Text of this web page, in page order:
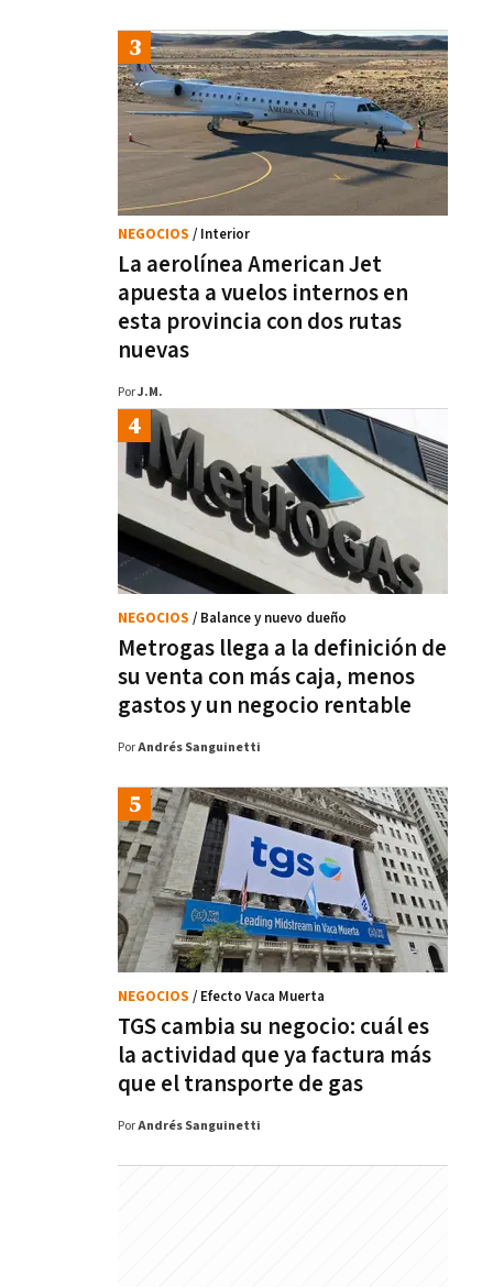
La aerolínea American Jet
apuesta a vuelos internos en
esta provincia con dos rutas
nuevas
NEGOCIOS / Interior
PorJ.M.
Metrogas llega a la definición de
su venta con más caja, menos
gastos y un negocio rentable
NEGOCIOS / Balance y nuevo dueño
PorAndrés Sanguinetti
TGS cambia su negocio: cuál es
la actividad que ya factura más
que el transporte de gas
NEGOCIOS / Efecto Vaca Muerta
PorAndrés Sanguinetti